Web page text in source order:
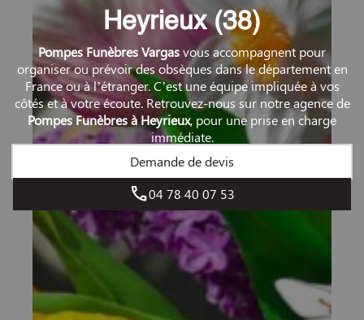
Heyrieux (38)
Pompes Funèbres Vargasvous accompagnent pour
organiser ou prévoir des obsèques dans le département en
France ou à l’étranger. C’est une équipe impliquée à vos
côtés et à votre écoute. Retrouvez-nous sur notre agence de
Pompes Funèbres à Heyrieux, pour une prise en charge
immédiate.
Demande de devis
04 78 40 07 53